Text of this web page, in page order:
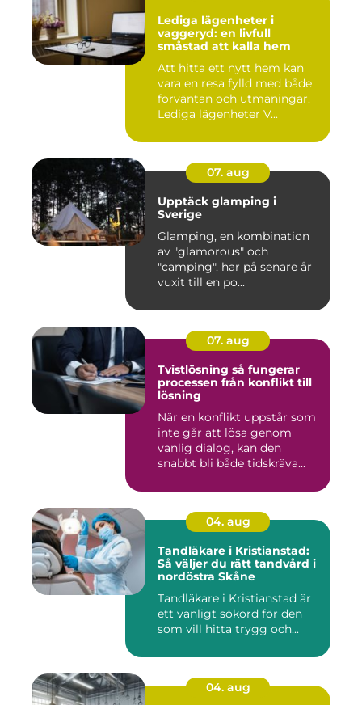
Lediga lägenheter i
vaggeryd: en livfull
småstad att kalla hem
Att hitta ett nytt hem kan
vara en resa fylld med både
förväntan och utmaningar.
Lediga lägenheter V...
07. aug
Upptäck glamping i
Sverige
Glamping, en kombination
av "glamorous" och
"camping", har på senare år
vuxit till en po...
07. aug
Tvistlösning så fungerar
processen från konflikt till
lösning
När en konflikt uppstår som
inte går att lösa genom
vanlig dialog, kan den
snabbt bli både tidskräva...
04. aug
Tandläkare i Kristianstad:
Så väljer du rätt tandvård i
nordöstra Skåne
Tandläkare i Kristianstad är
ett vanligt sökord för den
som vill hitta trygg och...
04. aug